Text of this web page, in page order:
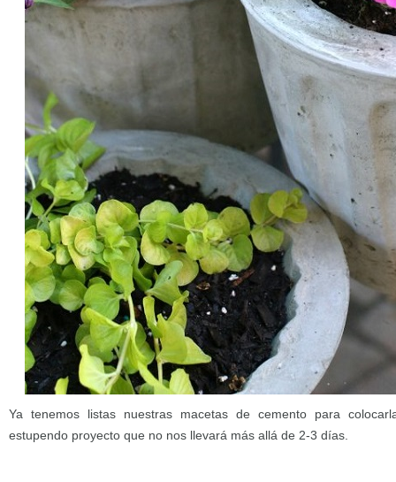
Ya tenemos listas nuestras macetas de cemento para
estupendo proyecto que no nos llevará más allá de 2-3 días.